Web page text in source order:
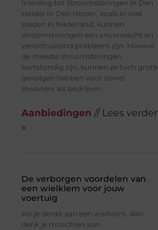
Inleiding tot Stroomstoringen in Den
Helder In Den Helder, zoals in veel
steden in Nederland, kunnen
stroomstoringen een onverwacht en
verontrustend probleem zijn. Hoewel
de meeste stroomstoringen
kortstondig zijn, kunnen ze toch grote
gevolgen hebben voor zowel
inwoners als bedrijven.
Aanbiedingen // Lees verder
»
De verborgen voordelen van
een wielklem voor jouw
voertuig
Als je denkt aan een wielklem, dan
denk je misschien aan